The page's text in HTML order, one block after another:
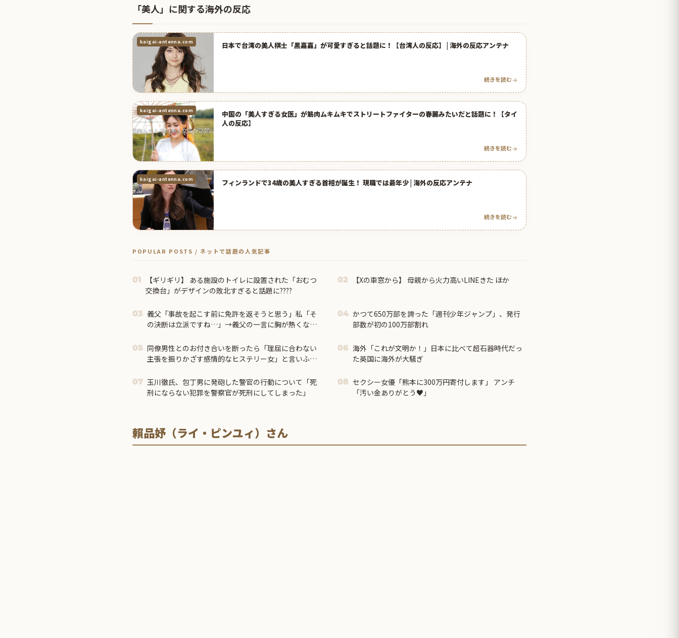
「美人」に関する海外の反応
kaigai-antenna.com 日本で台湾の美人棋士「黒嘉嘉」が可愛すぎると話題に！【台湾人の反応】 | 海外の反応アンテナ
続きを読む
kaigai-antenna.com
中国の「美人すぎる女医」が筋肉ムキムキでストリートファイターの春麗みたいだと話題に！【タイ
人の反応】
続きを読む
kaigai-antenna.com フィンランドで34歳の美人すぎる首相が誕生！ 現職では最年少 | 海外の反応アンテナ
続きを読む
POPULAR POSTS / ネットで話題の人気記事
01
【ギリギリ】 ある施設のトイレに設置された「おむつ
交換台」がデザインの敗北すぎると話題に????
02 【Xの車窓から】 母親から火力高いLINEきた ほか
03 義父「事故を起こす前に免許を返そうと思う」私「そ
の決断は立派ですね…」→義父の一言に胸が熱くなっ
04 かつて650万部を誇った「週刊少年ジャンプ」、発行
部数が初の100万部割れ
05 同僚男性とのお付き合いを断ったら「理屈に合わない
主張を振りかざす感情的なヒステリー女」と言いふら
06 海外「これが文明か！」日本に比べて超石器時代だっ
た英国に海外が大騒ぎ
07 玉川徹氏、包丁男に発砲した警官の行動について「死
刑にならない犯罪を警察官が死刑にしてしまった」
08 セクシー女優「熊本に300万円寄付します」 アンチ
「汚い金ありがとう♥」
賴品妤（ライ・ピンユィ）さん